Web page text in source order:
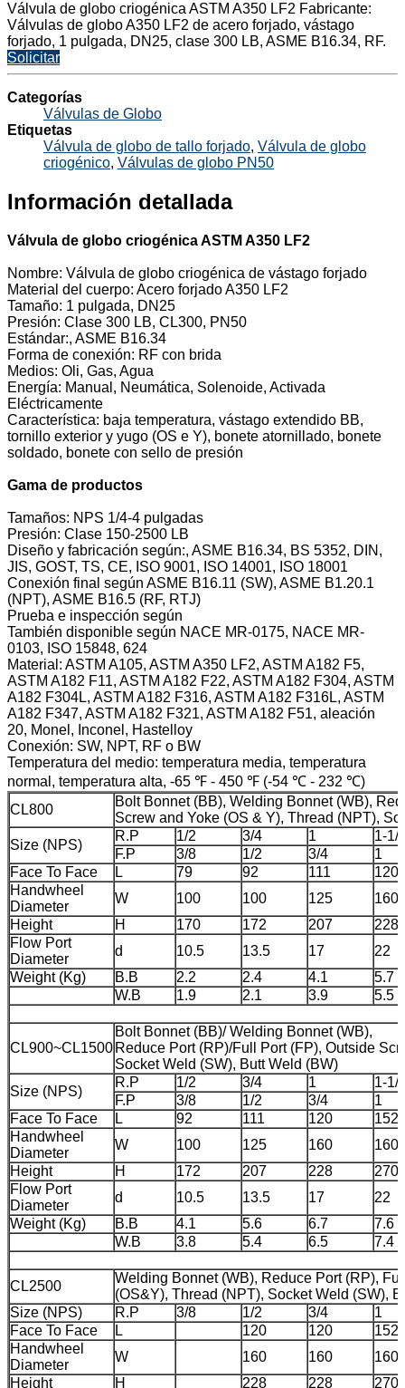
Válvula de globo criogénica ASTM A350 LF2 Fabricante:
Válvulas de globo A350 LF2 de acero forjado, vástago
forjado, 1 pulgada, DN25, clase 300 LB, ASME B16.34, RF.
Solicitar
Categorías
Válvulas de Globo
Etiquetas
Válvula de globo de tallo forjado, Válvula de globo
criogénico, Válvulas de globo PN50
Información detallada
Válvula de globo criogénica ASTM A350 LF2
Nombre: Válvula de globo criogénica de vástago forjado
Material del cuerpo: Acero forjado A350 LF2
Tamaño: 1 pulgada, DN25
Presión: Clase 300 LB, CL300, PN50
Estándar:, ASME B16.34
Forma de conexión: RF con brida
Medios: Oli, Gas, Agua
Energía: Manual, Neumática, Solenoide, Activada
Eléctricamente
Característica: baja temperatura, vástago extendido BB,
tornillo exterior y yugo (OS e Y), bonete atornillado, bonete
soldado, bonete con sello de presión
Gama de productos
Tamaños: NPS 1/4-4 pulgadas
Presión: Clase 150-2500 LB
Diseño y fabricación según:, ASME B16.34, BS 5352, DIN,
JIS, GOST, TS, CE, ISO 9001, ISO 14001, ISO 18001
Conexión final según ASME B16.11 (SW), ASME B1.20.1
(NPT), ASME B16.5 (RF, RTJ)
Prueba e inspección según
También disponible según NACE MR-0175, NACE MR-
0103, ISO 15848, 624
Material: ASTM A105, ASTM A350 LF2, ASTM A182 F5,
ASTM A182 F11, ASTM A182 F22, ASTM A182 F304, ASTM
A182 F304L, ASTM A182 F316, ASTM A182 F316L, ASTM
A182 F347, ASTM A182 F321, ASTM A182 F51, aleación
20, Monel, Inconel, Hastelloy
Conexión: SW, NPT, RF o BW
Temperatura del medio: temperatura media, temperatura
normal, temperatura alta, -65 ℉ - 450 ℉ (-54 ℃ - 232 ℃)
CL800
Bolt Bonnet (BB), Welding Bonnet (WB),
Screw and Yoke (OS & Y), Thread (NPT),
Size (NPS)
R.P 1/2 3/4 1
1-1/
F.P
3/8 1/2 3/4
1
Face To Face
L 79 92 111
120
Handwheel
Diameter
W 100 100 125
160
Height
H 170 172 207
228
Flow Port
Diameter
d 10.5 13.5 17
22
Weight (Kg)
B.B 2.2 2.4 4.1
5.7
W.B
1.9 2.1 3.9 5.5
CL900~CL1500
Bolt Bonnet (BB)/ Welding Bonnet (WB),
Reduce Port (RP)/Full Port (FP), Outside
Socket Weld (SW), Butt Weld (BW)
Size (NPS)
R.P 1/2 3/4 1
1-1/
F.P
3/8 1/2 3/4
1
Face To Face
L 92 111 120
152
Handwheel
Diameter
W 100 125 160
160
Height
H 172 207 228
270
Flow Port
Diameter
d 10.5 13.5 17
22
Weight (Kg)
B.B 4.1 5.6 6.7
7.6
W.B
3.8 5.4 6.5 7.4
CL2500
Welding Bonnet (WB), Reduce Port (RP),
(OS&Y), Thread (NPT), Socket Weld (SW),
Size (NPS)
R.P 3/8 1/2 3/4
1
Face To Face
L 120 120
152
Handwheel
Diameter
W 160 160
160
Height
H 228 228 270